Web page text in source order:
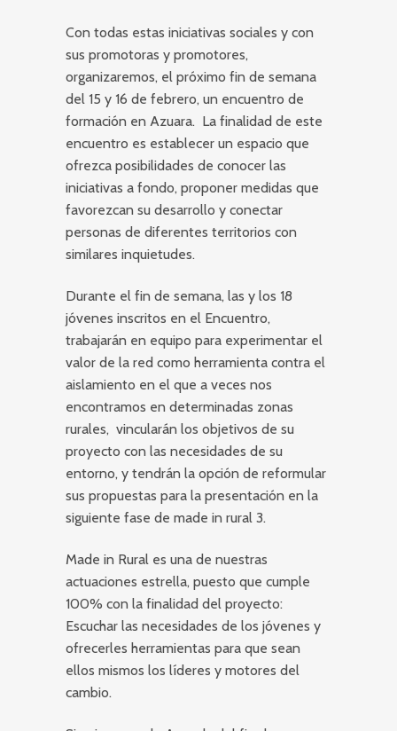
Con todas estas iniciativas sociales y con
sus promotoras y promotores,
organizaremos, el próximo fin de semana
del 15 y 16 de febrero, un encuentro de
formación en Azuara. La finalidad de este
encuentro es establecer un espacio que
ofrezca posibilidades de conocer las
iniciativas a fondo, proponer medidas que
favorezcan su desarrollo y conectar
personas de diferentes territorios con
similares inquietudes.
Durante el fin de semana, las y los 18
jóvenes inscritos en el Encuentro,
trabajarán en equipo para experimentar el
valor de la red como herramienta contra el
aislamiento en el que a veces nos
encontramos en determinadas zonas
rurales, vincularán los objetivos de su
proyecto con las necesidades de su
entorno, y tendrán la opción de reformular
sus propuestas para la presentación en la
siguiente fase de made in rural 3.
Made in Rural es una de nuestras
actuaciones estrella, puesto que cumple
100% con la finalidad del proyecto:
Escuchar las necesidades de los jóvenes y
ofrecerles herramientas para que sean
ellos mismos los líderes y motores del
cambio.